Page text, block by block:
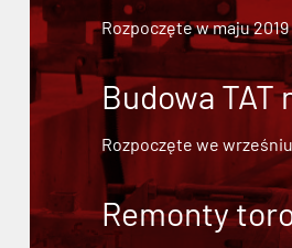
Rozpoczęte w maju
Budowa TAT
Rozpoczęte we
Remonty